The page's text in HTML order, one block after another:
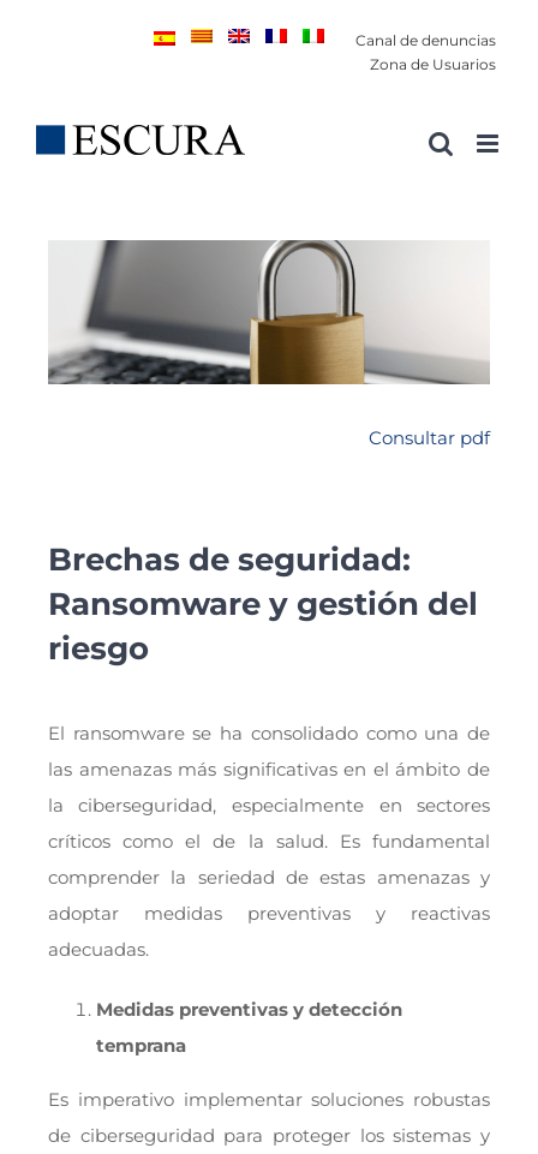
Canal de denuncias
Zona de Usuarios
Consultar pdf
Brechas de seguridad:
Ransomware y gestión del
riesgo
El ransomware se ha consolidado como una de
las amenazas más significativas en el ámbito de
la ciberseguridad, especialmente en sectores
críticos como el de la salud. Es fundamental
comprender la seriedad de estas amenazas y
adoptar medidas preventivas y reactivas
adecuadas.
Medidas preventivas y detección
temprana
Es imperativo implementar soluciones robustas
de ciberseguridad para proteger los sistemas y